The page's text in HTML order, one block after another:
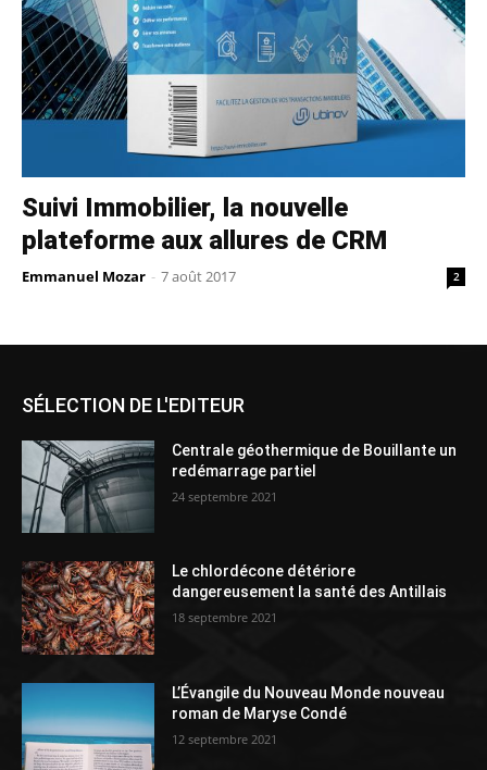
Suivi Immobilier, la nouvelle
plateforme aux allures de CRM
Emmanuel Mozar - 7 août 2017 2
SÉLECTION DE L'EDITEUR
Centrale géothermique de Bouillante un
redémarrage partiel
24 septembre 2021
Le chlordécone détériore
dangereusement la santé des Antillais
18 septembre 2021
L’Évangile du Nouveau Monde nouveau
roman de Maryse Condé
12 septembre 2021